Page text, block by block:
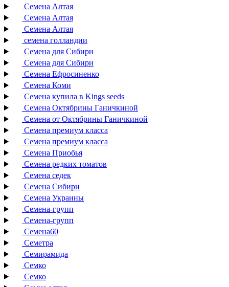
Семена Алтая
Семена Алтая
Семена Алтая
семена голландии
Семена для Сибири
Семена для Сибири
Семена Ефросиненко
Семена Коми
Семена купила в Kings seeds
Семена Октябрины Ганичкиной
Семена от Октябрины Ганичкиной
Семена премиум класса
Семена премиум класса
Семена Приобья
Семена редких томатов
Семена седек
Семена Сибири
Семена Украины
Семена-групп
Семена-групп
Семена60
Семетра
Семирамида
Семко
Семко